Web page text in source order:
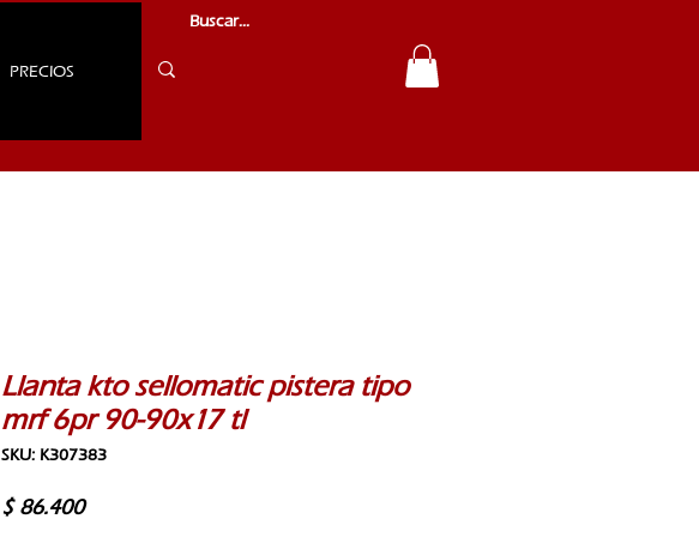
PRECIOS
Llanta kto sellomatic pistera tipo
mrf 6pr 90-90x17 tl
SKU: K307383
$ 86.400Precio